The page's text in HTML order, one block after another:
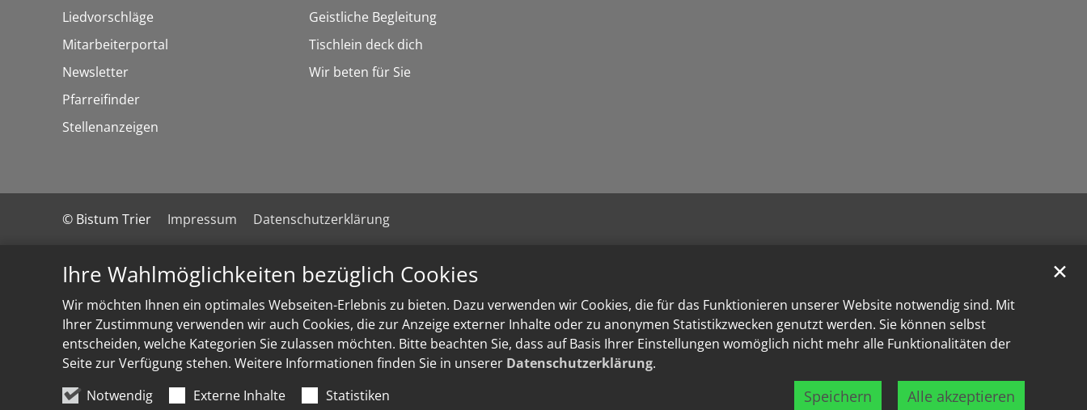
Ihre Wahlmöglichkeiten bezüglich Cookies
Wir möchten Ihnen ein optimales Webseiten-Erlebnis zu bieten. Dazu verwenden wir Cookies, die für das Funktionieren unserer Website notwendig sind. Mit
Ihrer Zustimmung verwenden wir auch Cookies, die zur Anzeige externer Inhalte oder zu anonymen Statistikzwecken genutzt werden. Sie können selbst
entscheiden, welche Kategorien Sie zulassen möchten. Bitte beachten Sie, dass auf Basis Ihrer Einstellungen womöglich nicht mehr alle Funktionalitäten der
Seite zur Verfügung stehen. Weitere Informationen finden Sie in unserer Datenschutzerklärung.
Notwendig
Externe Inhalte Statistiken Speichern Alle akzeptieren
✕
Liedvorschläge
Mitarbeiterportal
Newsletter
Pfarreifinder
Stellenanzeigen
Geistliche Begleitung
Tischlein deck dich
Wir beten für Sie
© Bistum Trier Impressum Datenschutzerklärung